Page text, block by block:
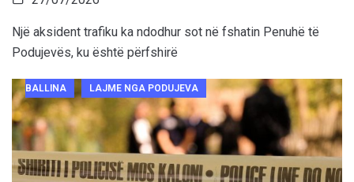
Një aksident trafiku ka ndodhur sot në fshatin Penuhë të
Podujevës, ku është përfshirë
BALLINA LAJME NGA PODUJEVA